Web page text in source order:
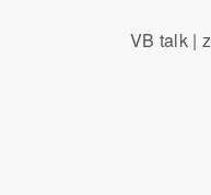
VB talk |